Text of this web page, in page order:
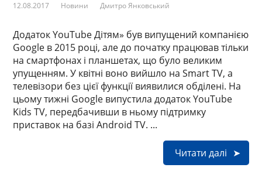
12.08.2017 Новини Дмитро Янковський
Додаток YouTube Дітям» був випущений компанією
Google в 2015 році, але до початку працював тільки
на смартфонах і планшетах, що було великим
упущенням. У квітні воно вийшло на Smart TV, а
телевізори без цієї функції виявилися обділені. На
цьому тижні Google випустила додаток YouTube
Kids TV, передбачивши в ньому підтримку
приставок на базі Android TV. ...
Читати далі